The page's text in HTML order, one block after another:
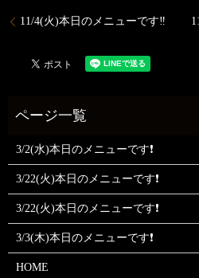
11/4(火)本日のメニューです‼️
3/2(水)本日のメニューです❗
3/22(火)本日のメニューです❗
3/22(火)本日のメニューです❗
3/3(木)本日のメニューです❗
HOME